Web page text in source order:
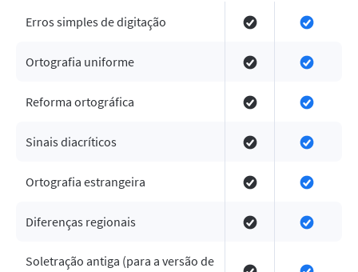
Erros simples de digitação
Ortografia uniforme
Reforma ortográfica
Sinais diacríticos
Ortografia estrangeira
Diferenças regionais
Soletração antiga (para a versão de